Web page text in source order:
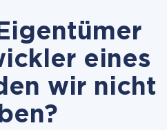
eines
wir nicht